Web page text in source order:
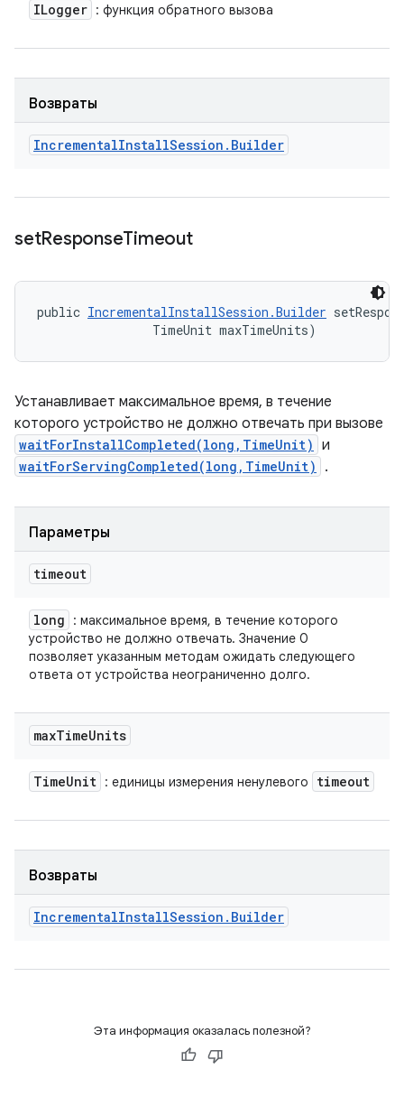
ILogger : функция обратного вызова
Возвраты
IncrementalInstallSession . Builder
setResponseTimeout
public IncrementalInstallSession.Builder
                TimeUnit maxTimeUnits)
Устанавливает максимальное время, в течение
которого устройство не должно отвечать при вызове
waitForInstallCompleted(long,TimeUnit) и
waitForServingCompleted(long,TimeUnit) .
Параметры
timeout
long
: максимальное время, в течение которого
устройство не должно отвечать. Значение 0
позволяет указанным методам ожидать следующего
ответа от устройства неограниченно долго.
maxTimeUnits
TimeUnit : единицы измерения ненулевого timeout
Возвраты
IncrementalInstallSession . Builder
Эта информация оказалась полезной?